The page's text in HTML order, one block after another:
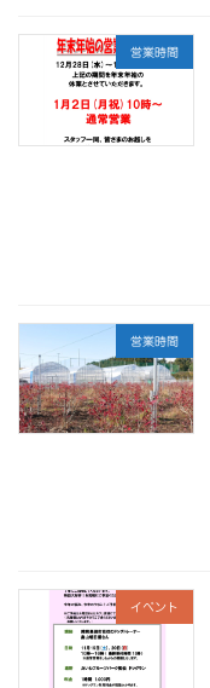
営業時間
営業時間
イベント